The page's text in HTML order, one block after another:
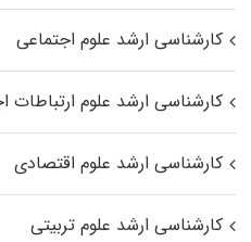
کارشناسی ارشد علوم اجتماعی
کارشناسی ارشد علوم ارتباطات
کارشناسی ارشد علوم اقتصادی
کارشناسی ارشد علوم تربیتی